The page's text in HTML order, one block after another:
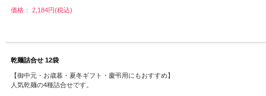
価格： 2,184円(税込)
乾麺詰合せ 12袋
【御中元・お歳暮・夏冬ギフト・慶弔用にもおすすめ】
人気乾麺の4種詰合せです。